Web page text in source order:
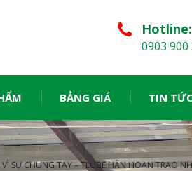
Hotline:
0903 900
BẢNG GIÁ TIN
SỰ CHUNG TAY – TLUBE HÂN HOAN TRAO